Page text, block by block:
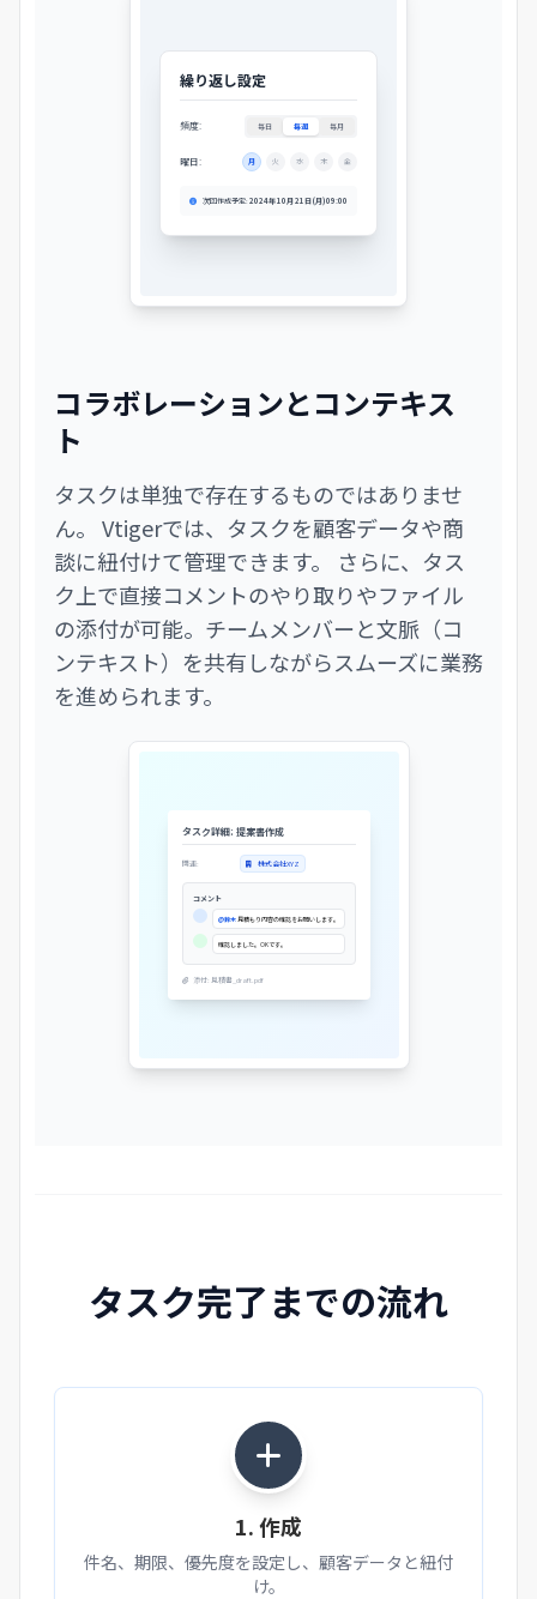
繰り返し設定
頻度: 毎日 毎週 毎月
曜日: 月 火 水 木 金
次回作成予定: 2024年 10月 21日 (月) 09:00
タスク詳細: 提案書作成
関連: 株式会社XYZ
コメント
@鈴木見積もり内容の確認をお願いします。
確認しました。OKです。
添付: 見積書_draft.pdf
コラボレーションとコンテキス
ト
タスクは単独で存在するものではありませ
ん。 Vtigerでは、タスクを顧客データや商
談に紐付けて管理できます。 さらに、タス
ク上で直接コメントのやり取りやファイル
の添付が可能。チームメンバーと文脈（コ
ンテキスト）を共有しながらスムーズに業務
を進められます。
タスク完了までの流れ
1. 作成
件名、期限、優先度を設定し、顧客データと紐付
け。